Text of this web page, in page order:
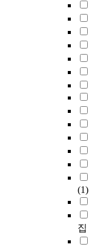
(1)
집